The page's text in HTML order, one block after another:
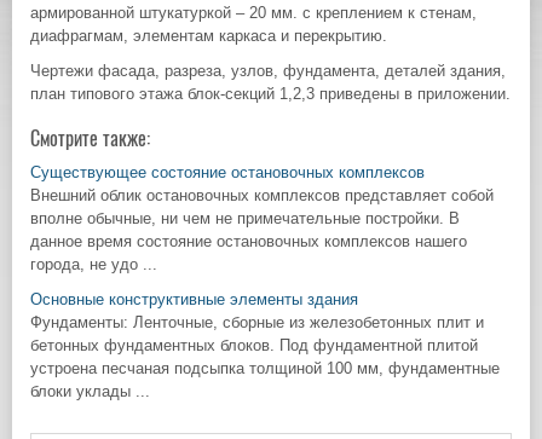
армированной штукатуркой – 20 мм. с креплением к стенам,
диафрагмам, элементам каркаса и перекрытию.
Чертежи фасада, разреза, узлов, фундамента, деталей здания,
план типового этажа блок-секций 1,2,3 приведены в приложении.
Смотрите также:
Существующее состояние остановочных комплексов
Внешний облик остановочных комплексов представляет собой
вполне обычные, ни чем не примечательные постройки. В
данное время состояние остановочных комплексов нашего
города, не удо ...
Основные конструктивные элементы здания
Фундаменты: Ленточные, сборные из железобетонных плит и
бетонных фундаментных блоков. Под фундаментной плитой
устроена песчаная подсыпка толщиной 100 мм, фундаментные
блоки уклады ...